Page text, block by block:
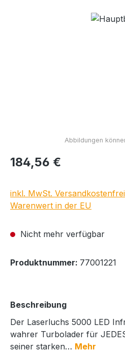
Bildergalerie überspringen
Regulärer Preis:
184,56 €
inkl. MwSt.
Warenwert in der EU
Nicht mehr verfügbar
Produktnummer: 77001221
Beschreibung
Der Laserluchs 5000 LED
wahrer Turbolader für
seiner starken… Mehr